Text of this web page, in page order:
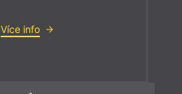
Více info